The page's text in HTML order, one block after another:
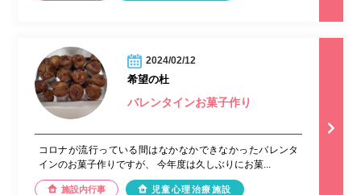
2024/02/12
希望の杜
バレンタインお菓子作り
コロナが流行っている間はなかなかできなかったバレンタ
インのお菓子作りですが、 今年度は久しぶりにお菓...
施設内行事 児童心理治療施設